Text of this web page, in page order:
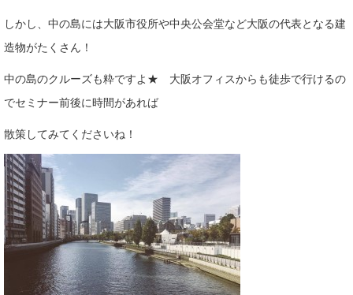
しかし、中の島には大阪市役所や中央公会堂など大阪の代表となる建
造物がたくさん！
中の島のクルーズも粋ですよ★ 大阪オフィスからも徒歩で行けるの
でセミナー前後に時間があれば
散策してみてくださいね！